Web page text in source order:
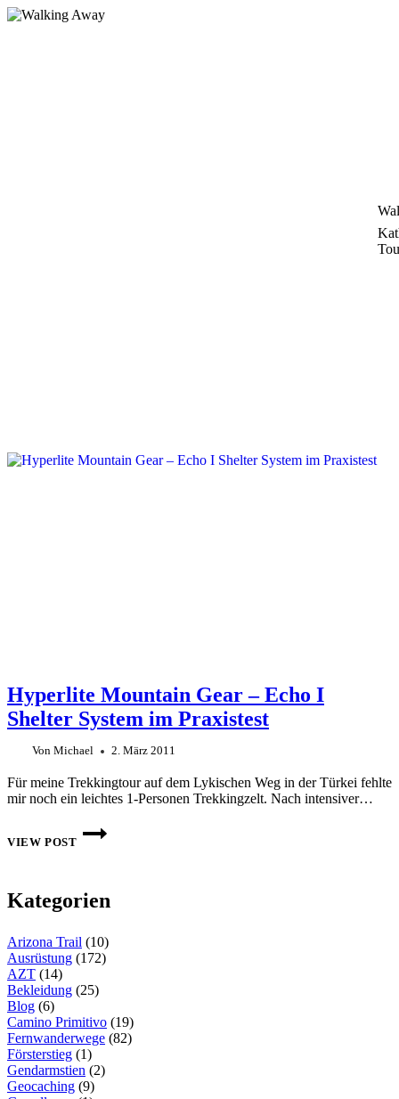
Zum
Hyperlite Mountain Gear – Echo I
Shelter System im Praxistest
Von Michael 2. März 2011
Für meine Trekkingtour auf dem Lykischen Weg in der Türkei fehlte
mir noch ein leichtes 1-Personen Trekkingzelt. Nach intensiver…
VIEW POST
HYPERLITE
MOUNTAIN
SHELTER
PRAXISTEST
Kategorien
Arizona Trail (10)
Ausrüstung (172)
AZT (14)
Bekleidung (25)
Blog (6)
Camino Primitivo (19)
Fernwanderwege (82)
Försterstieg (1)
Gendarmstien (2)
Geocaching (9)